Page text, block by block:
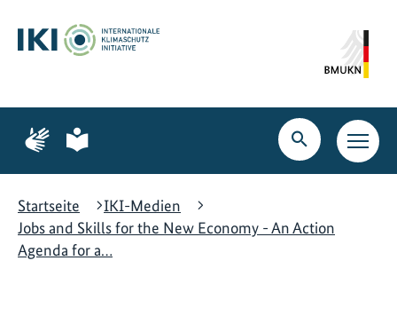
Hauptinhalt
springen
Suche
springen
Hauptnavigation
springen
Zur
Seite
Gebärdensprache
Zur
Seite
leichte
Suche
öffnen
Startseite
IKI-Medien
Jobs and Skills for the New Economy - An Action
Agenda for a…